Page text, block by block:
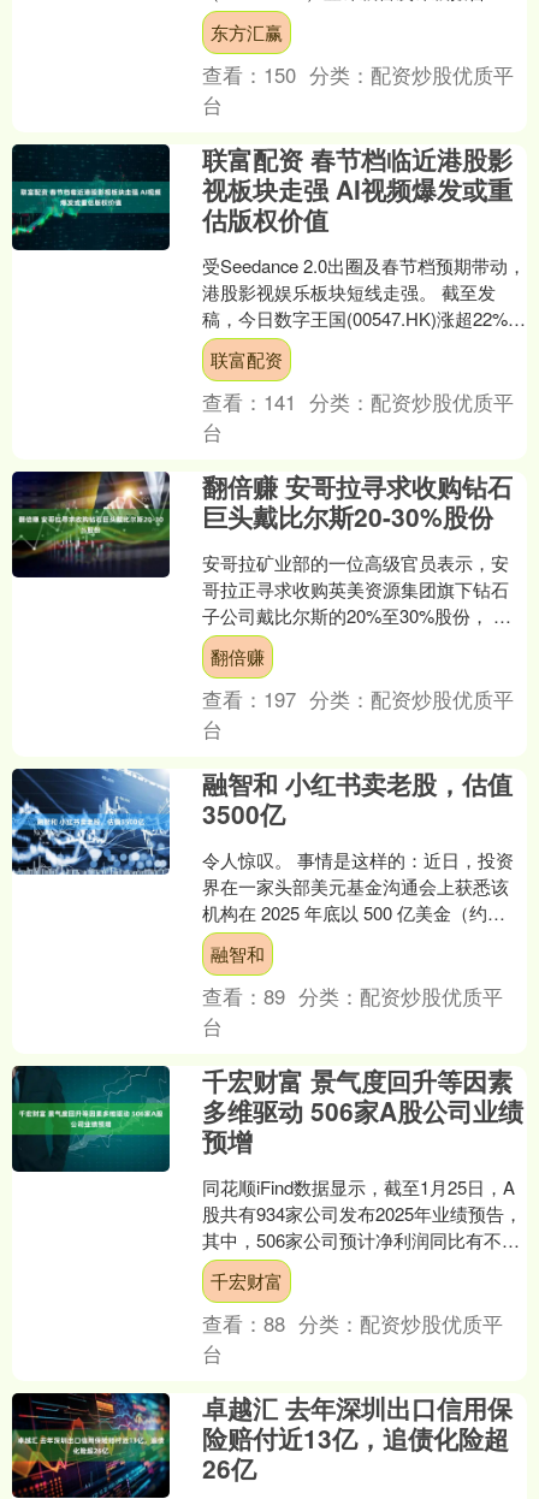
一财经“壹评级”2025年首次评级报告 36
2....
东方汇赢
查看： 150 分类： 配资炒股优质平
台
联富配资 春节档临近港股影
视板块走强 AI视频爆发或重
估版权价值
受Seedance 2.0出圈及春节档预期带动，
港股影视娱乐板块短线走强。 截至发
稿，今日数字王国(00547.HK)涨超22%，
中国儒意(00136.HK)涨....
联富配资
查看： 141 分类： 配资炒股优质平
台
翻倍赚 安哥拉寻求收购钻石
巨头戴比尔斯20-30%股份
安哥拉矿业部的一位高级官员表示，安
哥拉正寻求收购英美资源集团旗下钻石
子公司戴比尔斯的20%至30%股份， 并
正在与其他产钻石的非洲国家进行商
讨。 戴比尔斯是全球....
翻倍赚
查看： 197 分类： 配资炒股优质平
台
融智和 小红书卖老股，估值
3500亿
令人惊叹。 事情是这样的：近日，投资
界在一家头部美元基金沟通会上获悉该
机构在 2025 年底以 500 亿美金（约
3500 亿人民币）的估值，低调卖出了手
中部....
融智和
查看：89 分类： 配资炒股优质平
台
千宏财富 景气度回升等因素
多维驱动 506家A股公司业绩
预增
同花顺iFind数据显示，截至1月25日，A
股共有934家公司发布2025年业绩预告，
其中，506家公司预计净利润同比有不同
程度的增长（按预告净利润最大变动幅
度....
千宏财富
查看：88 分类： 配资炒股优质平
台
卓越汇 去年深圳出口信用保
险赔付近13亿，追债化险超
26亿